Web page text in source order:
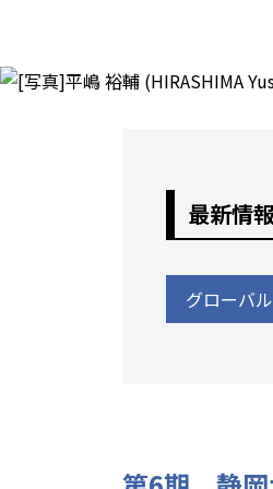
最新情
グローバ